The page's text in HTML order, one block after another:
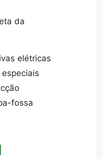
da
elétricas
fossa